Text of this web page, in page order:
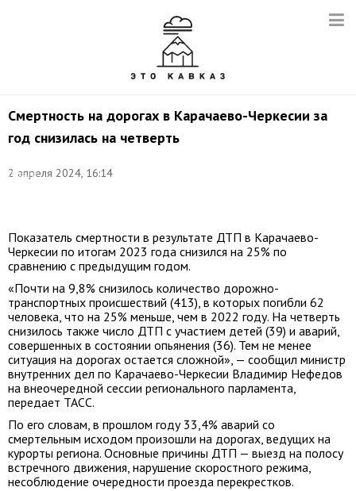
Смертность на дорогах в Карачаево-Черкесии за
год снизилась на четверть
2 апреля 2024, 16:14
Сергей
Показатель смертности в результате ДТП в Карачаево-
Черкесии по итогам 2023 года снизился на 25% по
сравнению с предыдущим годом.
«Почти на 9,8% снизилось количество дорожно-
транспортных происшествий (413), в которых погибли 62
человека, что на 25% меньше, чем в 2022 году. На четверть
снизилось также число ДТП с участием детей (39) и аварий,
совершенных в состоянии опьянения (36). Тем не менее
ситуация на дорогах остается сложной», — сообщил министр
внутренних дел по Карачаево-Черкесии Владимир Нефедов
на внеочередной сессии регионального парламента,
передает ТАСС.
По его словам, в прошлом году 33,4% аварий со
смертельным исходом произошли на дорогах, ведущих на
курорты региона. Основные причины ДТП — выезд на полосу
встречного движения, нарушение скоростного режима,
несоблюдение очередности проезда перекрестков.